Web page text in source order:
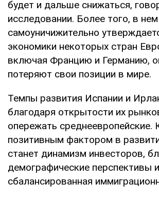
будет и дальше снижаться,
исследовании. Более того, в нем
самоуничижительно
экономики некоторых стран
включая Францию и Германию,
потеряют свои позиции в мире.
Темпы развития Испании и
благодаря открытости их
опережать среднеевропейские.
позитивным фактором в
станет динамизм инвесторов,
демографические перспективы и
сбалансированная